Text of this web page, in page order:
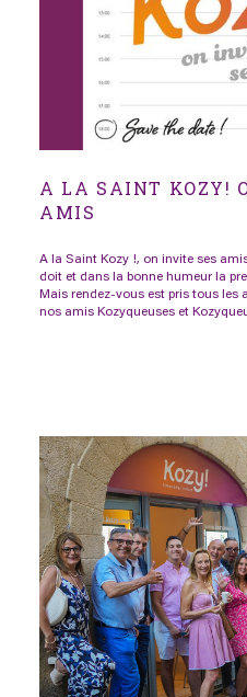
A LA SAINT KOZY!
AMIS
A la Saint Kozy !, on invite ses
doit et dans la bonne humeur la
Mais rendez-vous est pris tous les
nos amis Kozyqueuses et